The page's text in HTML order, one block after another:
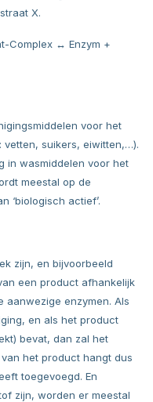
X.
Complex ↔ Enzym +
voor het
vetten, suikers, eiwitten,…).
in wasmiddelen voor het
meestal op de
‘biologisch actief’.
zijn, en bijvoorbeeld
een product afhankelijk
aanwezige enzymen. Als
en als het product
bevat, dan zal het
het product hangt dus
toegevoegd. En
zijn, worden er meestal